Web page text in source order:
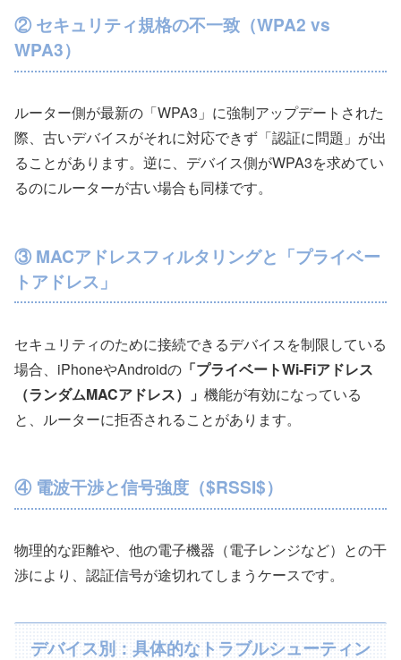
② セキュリティ規格の不一致（WPA2 vs
WPA3）
ルーター側が最新の「WPA3」に強制アップデートされた
際、古いデバイスがそれに対応できず「認証に問題」が出
ることがあります。逆に、デバイス側がWPA3を求めてい
るのにルーターが古い場合も同様です。
③ MACアドレスフィルタリングと「プライベー
トアドレス」
セキュリティのために接続できるデバイスを制限している
場合、iPhoneやAndroidの 「プライベートWi-Fiアドレス
（ランダムMACアドレス）」 機能が有効になっている
と、ルーターに拒否されることがあります。
④ 電波干渉と信号強度（$RSSI$）
物理的な距離や、他の電子機器（電子レンジなど）との干
渉により、認証信号が途切れてしまうケースです。
デバイス別：具体的なトラブルシューティン